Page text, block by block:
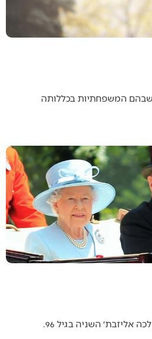
שבהם המשפחתיות בכללותה
לפני כשבועיים נפטרה המלכה אליזבת׳ השניה בגיל 96.